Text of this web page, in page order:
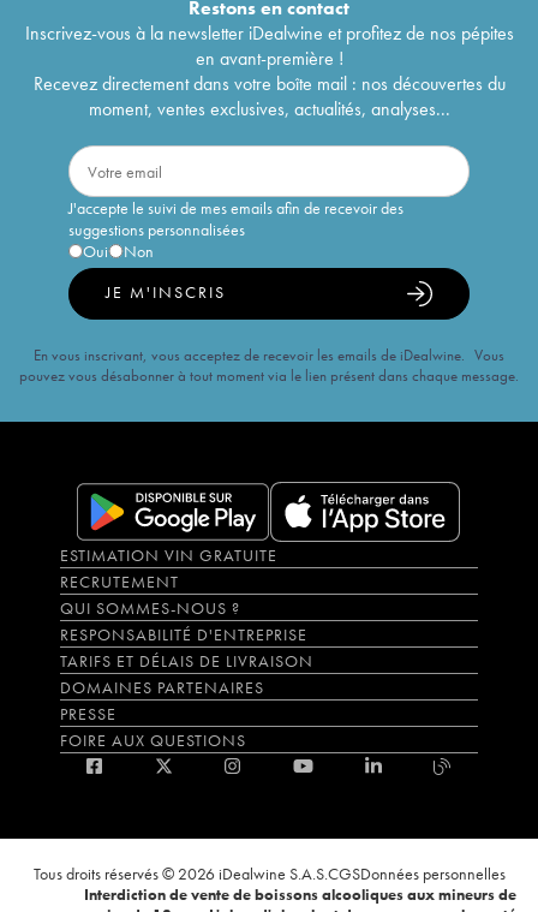
Restons encontact
Inscrivez-vous à la newsletter iDealwine et profitez de nos pépites
en avant-première !
Recevez directement dans votre boîte mail : nos découvertes du
moment, ventes exclusives, actualités, analyses...
J'accepte le suivi de mes emails afin de recevoir des
suggestions personnalisées
Oui
Non
JE M'INSCRIS
En vous inscrivant, vous acceptez de recevoir les emails de iDealwine. Vous
pouvez vous désabonner à tout moment via le lien présent dans chaque message.
ESTIMATION VIN GRATUITE
RECRUTEMENT
QUI SOMMES-NOUS ?
RESPONSABILITÉ D'ENTREPRISE
TARIFS ET DÉLAIS DE LIVRAISON
DOMAINES PARTENAIRES
PRESSE
FOIRE AUX QUESTIONS
Tous droits réservés © 2026 iDealwine S.A.S.CGSDonnées personnelles
Interdiction de vente de boissons alcooliques aux mineurs de